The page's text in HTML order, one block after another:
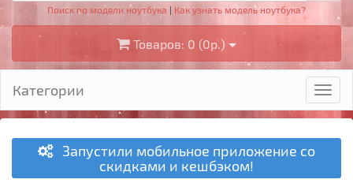
Поиск по модели ноутбука | Как узнать модель ноутбука?
Товаров: 0 (0р.)
Категории
Запустили мобильное приложение со
скидками и кешбэком!